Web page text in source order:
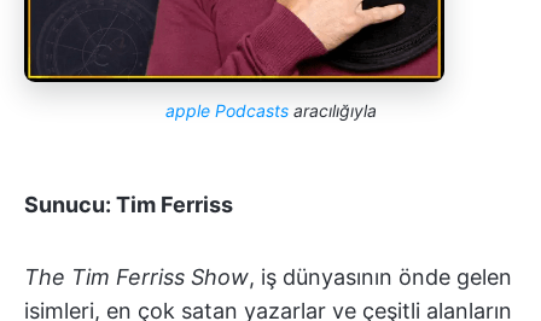
apple Podcastsaracılığıyla
Sunucu: Tim Ferriss
The Tim Ferriss Show, iş dünyasının önde gelen
isimleri, en çok satan yazarlar ve çeşitli alanların